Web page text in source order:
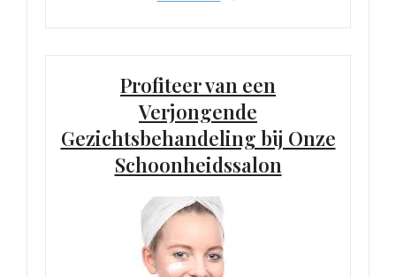
Profiteer van een
Verjongende
Gezichtsbehandeling bij Onze
Schoonheidssalon